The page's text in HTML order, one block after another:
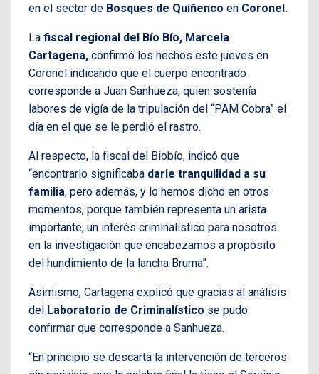
en el sector de Bosques de Quiñenco en Coronel.
La fiscal regional del Bío Bío, Marcela
Cartagena, confirmó los hechos este jueves en
Coronel indicando que el cuerpo encontrado
corresponde a Juan Sanhueza, quien sostenía
labores de vigía de la tripulación del “PAM Cobra” el
día en el que se le perdió el rastro.
Al respecto, la fiscal del Biobío, indicó que
“encontrarlo significaba darle tranquilidad a su
familia, pero además, y lo hemos dicho en otros
momentos, porque también representa un arista
importante, un interés criminalístico para nosotros
en la investigación que encabezamos a propósito
del hundimiento de la lancha Bruma”.
Asimismo, Cartagena explicó que gracias al análisis
del Laboratorio de Criminalístico se pudo
confirmar que corresponde a Sanhueza.
“En principio se descarta la intervención de terceros